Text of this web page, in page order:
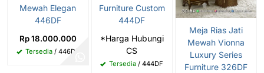
Mewah Elegan
446DF
Rp 18.000.000
Tersedia/ 446DF
Furniture Custom
444DF
*Harga Hubungi
CS
Tersedia / 444DF
Meja Rias Jati
Mewah Vionna
Luxury Series
Furniture 326DF